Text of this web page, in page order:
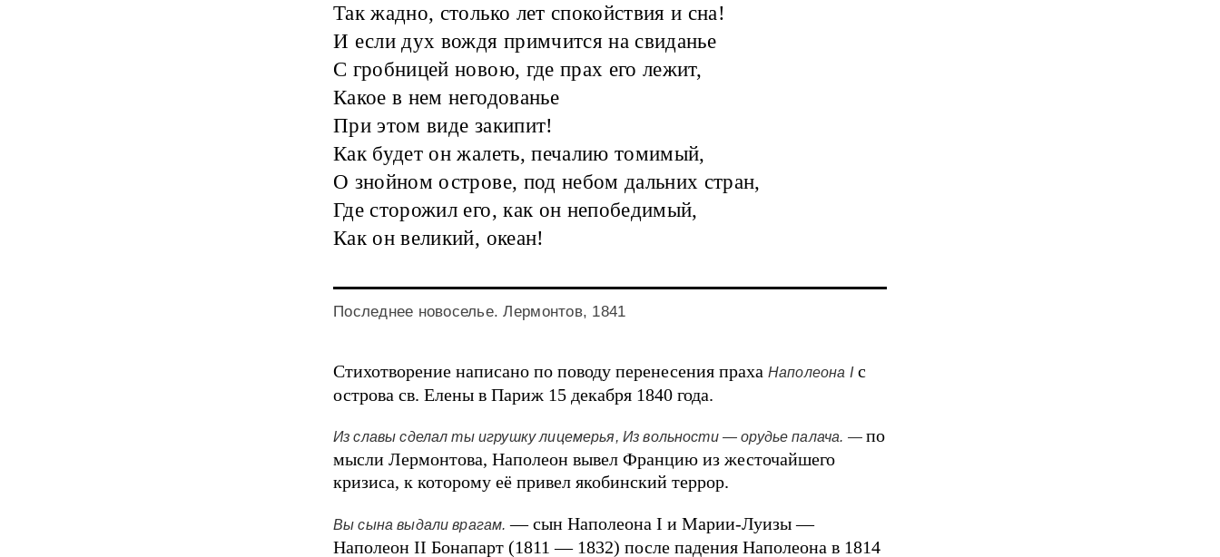
Так жадно, столько лет спокойствия и сна!
И если дух вождя примчится на свиданье
С гробницей новою, где прах его лежит,
Какое в нем негодованье
При этом виде закипит!
Как будет он жалеть, печалию томимый,
О знойном острове, под небом дальних стран,
Где сторожил его, как он непобедимый,
Как он великий, океан!
Последнее новоселье. Лермонтов, 1841
Стихотворение написано по поводу перенесения праха Наполеона Iс
острова св. Елены в Париж 15 декабря 1840 года.
Из славы сделал ты игрушку лицемерья, Из вольности — орудье палача. — по
мысли Лермонтова, Наполеон вывел Францию из жесточайшего
кризиса, к которому её привел якобинский террор.
Вы сына выдали врагам. — сын Наполеона I и Марии-Луизы —
Наполеон II Бонапарт (1811 — 1832) после падения Наполеона в 1814